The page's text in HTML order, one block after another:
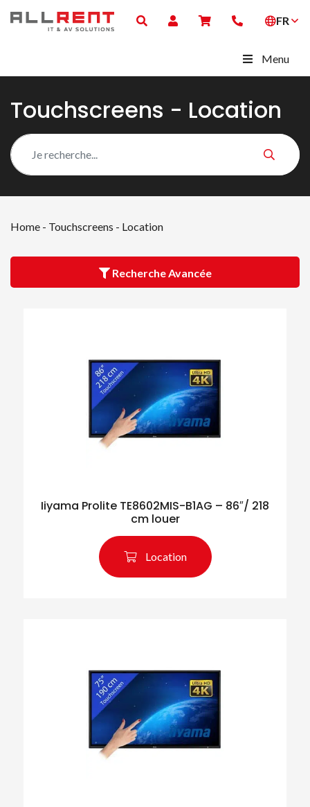
FR
Menu
Touchscreens - Location
Home - Touchscreens - Location
Recherche Avancée
Iiyama Prolite TE8602MIS-B1AG – 86″/ 218
cm louer
Location